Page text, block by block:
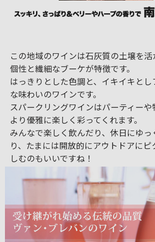
この地域のワインは石灰質の土壌を
個性と繊細なブーケが特徴です。
はっきりとした色調と、イキイキとし
な味わいのワインです。
スパークリングワインはパーティーや
より優雅に楽しく彩ってくれます。
みんなで楽しく飲んだり、休日にゆ
り、たまには開放的にアウトドアにピ
しむのもいいですね！